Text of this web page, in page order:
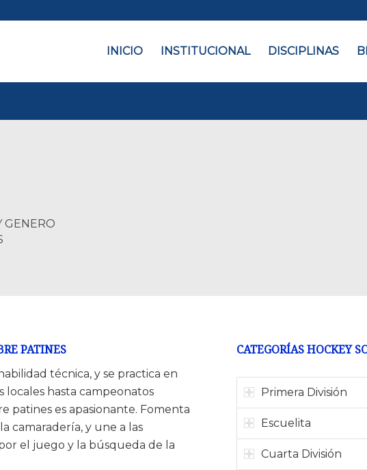
INICIO INSTITUCIONAL DISCIPLINAS
GENERO
PATINES
técnica, y se practica en
hasta campeonatos
patines es apasionante. Fomenta
camaradería, y une a las
el juego y la búsqueda de la
CATEGORÍAS HOCKEY
Primera División
Escuelita
Cuarta División